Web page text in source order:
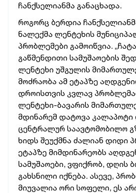
ჩანქსელიანმა განაცხადა.
როგორც ბერდია
ნალექმა ლენტეხის
პრობლემები გამოიწვია.
გაწმენდითი სამუშაოების
ლენტეხი უშგულის
მოძრაობა ამ ეტაპზე
დროისთვის კვლავ
ლენტეხი-ბავარის
მდინარემ დატოვა
ცენტრალურ საავტომობილო
ხიდს შეუქმნა ძალიან დიდი
ეტაპზე მიმდინარეობს
სამუშაოები, ვფიქრობ, დღის
გახსნილი იქნება. ასევე,
მიუვალია ორი სოფელი, ეს